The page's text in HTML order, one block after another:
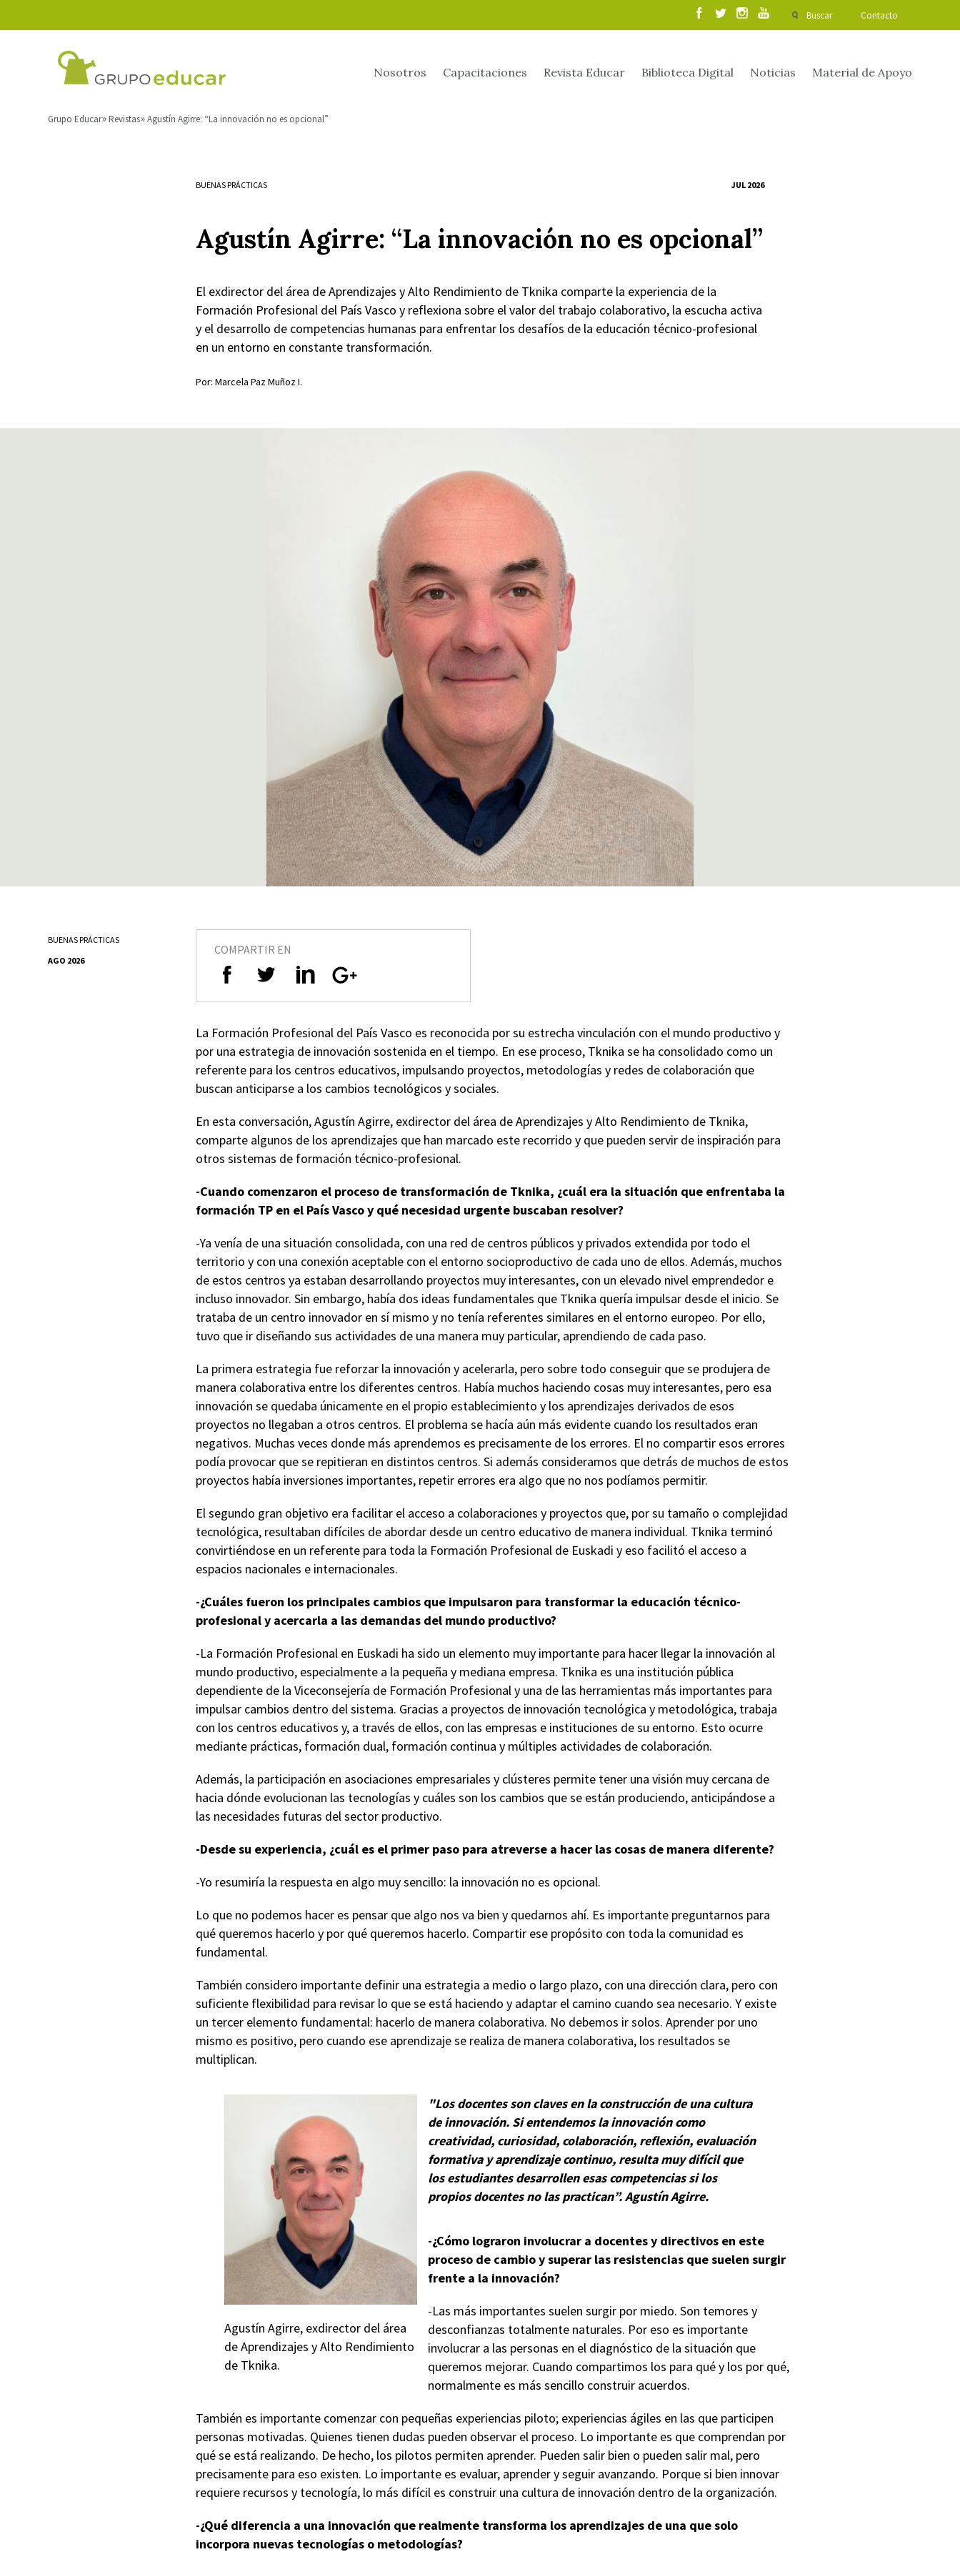
Buscar Contacto
Nosotros Capacitaciones Revista Educar Biblioteca Digital Noticias Material de Apoyo
Grupo Educar Revistas Agustín Agirre: “La innovación no es opcional”
BUENAS PRÁCTICAS JUL 2026
Agustín Agirre: “La innovación no es opcional”
El exdirector del área de Aprendizajes y Alto Rendimiento de Tknika comparte la experiencia de la
Formación Profesional del País Vasco y reflexiona sobre el valor del trabajo colaborativo, la escucha activa
y el desarrollo de competencias humanas para enfrentar los desafíos de la educación técnico-profesional
en un entorno en constante transformación.
Por: Marcela Paz Muñoz I.
BUENAS PRÁCTICAS
AGO 2026
COMPARTIR EN
La Formación Profesional del País Vasco es reconocida por su estrecha vinculación con el mundo productivo y
por una estrategia de innovación sostenida en el tiempo. En ese proceso, Tknika se ha consolidado como un
referente para los centros educativos, impulsando proyectos, metodologías y redes de colaboración que
buscan anticiparse a los cambios tecnológicos y sociales.
En esta conversación, Agustín Agirre, exdirector del área de Aprendizajes y Alto Rendimiento de Tknika,
comparte algunos de los aprendizajes que han marcado este recorrido y que pueden servir de inspiración para
otros sistemas de formación técnico-profesional.
-Cuando comenzaron el proceso de transformación de Tknika, ¿cuál era la situación que enfrentaba la
formación TP en el País Vasco y qué necesidad urgente buscaban resolver?
-Ya venía de una situación consolidada, con una red de centros públicos y privados extendida por todo el
territorio y con una conexión aceptable con el entorno socioproductivo de cada uno de ellos. Además, muchos
de estos centros ya estaban desarrollando proyectos muy interesantes, con un elevado nivel emprendedor e
incluso innovador. Sin embargo, había dos ideas fundamentales que Tknika quería impulsar desde el inicio. Se
trataba de un centro innovador en sí mismo y no tenía referentes similares en el entorno europeo. Por ello,
tuvo que ir diseñando sus actividades de una manera muy particular, aprendiendo de cada paso.
La primera estrategia fue reforzar la innovación y acelerarla, pero sobre todo conseguir que se produjera de
manera colaborativa entre los diferentes centros. Había muchos haciendo cosas muy interesantes, pero esa
innovación se quedaba únicamente en el propio establecimiento y los aprendizajes derivados de esos
proyectos no llegaban a otros centros. El problema se hacía aún más evidente cuando los resultados eran
negativos. Muchas veces donde más aprendemos es precisamente de los errores. El no compartir esos errores
podía provocar que se repitieran en distintos centros. Si además consideramos que detrás de muchos de estos
proyectos había inversiones importantes, repetir errores era algo que no nos podíamos permitir.
El segundo gran objetivo era facilitar el acceso a colaboraciones y proyectos que, por su tamaño o complejidad
tecnológica, resultaban difíciles de abordar desde un centro educativo de manera individual. Tknika terminó
convirtiéndose en un referente para toda la Formación Profesional de Euskadi y eso facilitó el acceso a
espacios nacionales e internacionales.
-¿Cuáles fueron los principales cambios que impulsaron para transformar la educación técnico-
profesional y acercarla a las demandas del mundo productivo?
-La Formación Profesional en Euskadi ha sido un elemento muy importante para hacer llegar la innovación al
mundo productivo, especialmente a la pequeña y mediana empresa. Tknika es una institución pública
dependiente de la Viceconsejería de Formación Profesional y una de las herramientas más importantes para
impulsar cambios dentro del sistema. Gracias a proyectos de innovación tecnológica y metodológica, trabaja
con los centros educativos y, a través de ellos, con las empresas e instituciones de su entorno. Esto ocurre
mediante prácticas, formación dual, formación continua y múltiples actividades de colaboración.
Además, la participación en asociaciones empresariales y clústeres permite tener una visión muy cercana de
hacia dónde evolucionan las tecnologías y cuáles son los cambios que se están produciendo, anticipándose a
las necesidades futuras del sector productivo.
-Desde su experiencia, ¿cuál es el primer paso para atreverse a hacer las cosas de manera diferente?
-Yo resumiría la respuesta en algo muy sencillo: la innovación no es opcional.
Lo que no podemos hacer es pensar que algo nos va bien y quedarnos ahí. Es importante preguntarnos para
qué queremos hacerlo y por qué queremos hacerlo. Compartir ese propósito con toda la comunidad es
fundamental.
También considero importante definir una estrategia a medio o largo plazo, con una dirección clara, pero con
suficiente flexibilidad para revisar lo que se está haciendo y adaptar el camino cuando sea necesario. Y existe
un tercer elemento fundamental: hacerlo de manera colaborativa. No debemos ir solos. Aprender por uno
mismo es positivo, pero cuando ese aprendizaje se realiza de manera colaborativa, los resultados se
multiplican.
Agustín Agirre, exdirector del área
de Aprendizajes y Alto Rendimiento
de Tknika.
"Los docentes son claves en la construcción de una cultura
de innovación. Si entendemos la innovación como
creatividad, curiosidad, colaboración, reflexión, evaluación
formativa y aprendizaje continuo, resulta muy difícil que
los estudiantes desarrollen esas competencias si los
propios docentes no las practican”.Agustín Agirre.
-¿Cómo lograron involucrar a docentes y directivos en este
proceso de cambio y superar las resistencias que suelen surgir
frente a la innovación?
-Las más importantes suelen surgir por miedo. Son temores y
desconfianzas totalmente naturales. Por eso es importante
involucrar a las personas en el diagnóstico de la situación que
queremos mejorar. Cuando compartimos los para qué y los por qué,
normalmente es más sencillo construir acuerdos.
También es importante comenzar con pequeñas experiencias piloto; experiencias ágiles en las que participen
personas motivadas. Quienes tienen dudas pueden observar el proceso. Lo importante es que comprendan por
qué se está realizando. De hecho, los pilotos permiten aprender. Pueden salir bien o pueden salir mal, pero
precisamente para eso existen. Lo importante es evaluar, aprender y seguir avanzando. Porque si bien innovar
requiere recursos y tecnología, lo más difícil es construir una cultura de innovación dentro de la organización.
-¿Qué diferencia a una innovación que realmente transforma los aprendizajes de una que solo
incorpora nuevas tecnologías o metodologías?